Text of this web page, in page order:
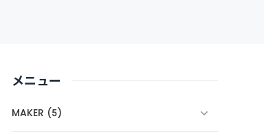
メニュー
MAKER (5)